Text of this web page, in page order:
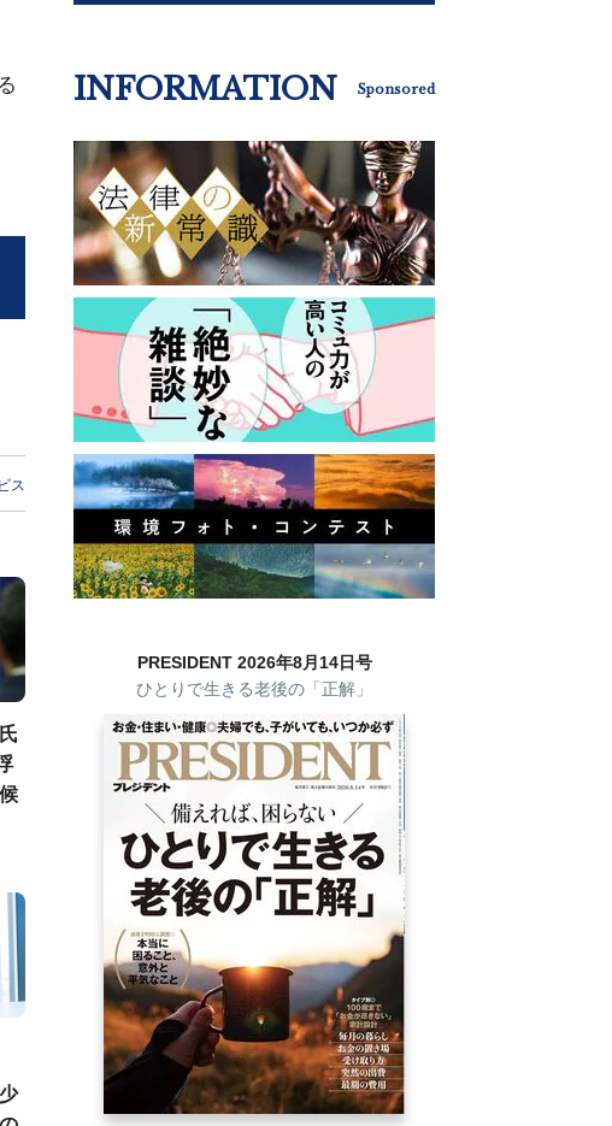
ス
INFORMATION Sponsored
PRESIDENT 2026年8月14日号
ひとりで生きる老後の「正解」